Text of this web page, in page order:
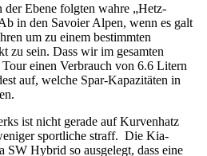
Ebene folgten wahre „Hetz-
in den Savoier Alpen, wenn es galt
um zu einem bestimmten
zu sein. Dass wir im gesamten
einen Verbrauch von 6.6 Litern
auf, welche Spar-Kapazitäten in
ist nicht gerade auf Kurvenhatz
sportliche straff. Die Kia-
SW Hybrid so ausgelegt, dass eine